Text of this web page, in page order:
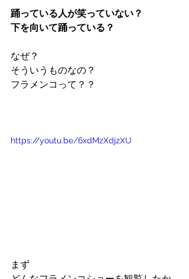
踊っている人が笑っていない？
下を向いて踊っている？
なぜ？
そういうものなの？
フラメンコって？？
https://youtu.be/6xdMzXdjzXU
まず